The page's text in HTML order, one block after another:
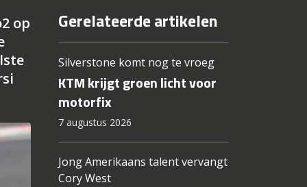
op
Gerelateerde artikelen
Silverstone komt nog te vroeg
KTM krijgt groen licht voor
motorfix
7 augustus 2026
Jong Amerikaans talent vervangt
Cory West